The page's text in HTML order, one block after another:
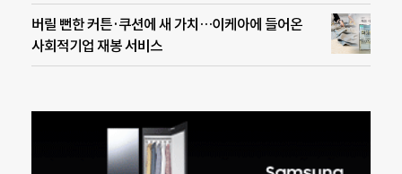
버릴 뻔한 커튼·쿠션에 새 가치…이케아에 들어온
사회적기업 재봉 서비스